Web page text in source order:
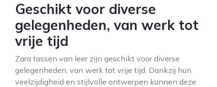
Geschikt voor diverse
gelegenheden, van werk tot
vrije tijd
Zara tassen van leer zijn geschikt voor diverse
gelegenheden, van werk tot vrije tijd. Dankzij hun
veelzijdigheid en stijlvolle ontwerpen kunnen deze